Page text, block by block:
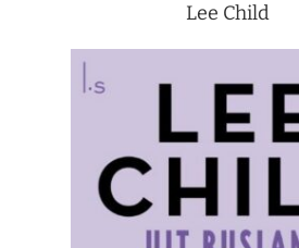
Lee Child